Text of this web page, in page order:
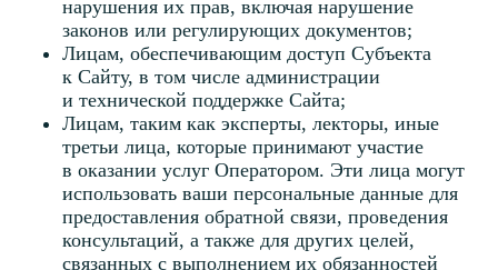
9.3 Такими получателями могут быть:
Поставщики платёжных решений (например,
Prodamus) — для приёма оплаты;
Поставщики CRM-систем и платформ email-
Хостинг-провайдеры и лица,
осуществляющие техническую поддержку
сайта и приложений;
Подрядчики, участвующие в процессе
доставки, обработки возвратов и иных
операциях с заказами;
Лица, предоставляющие доступ к Ресурсам
или сопровождающие пользовательский
интерфейс;
Лица, осуществляющие обеспечение